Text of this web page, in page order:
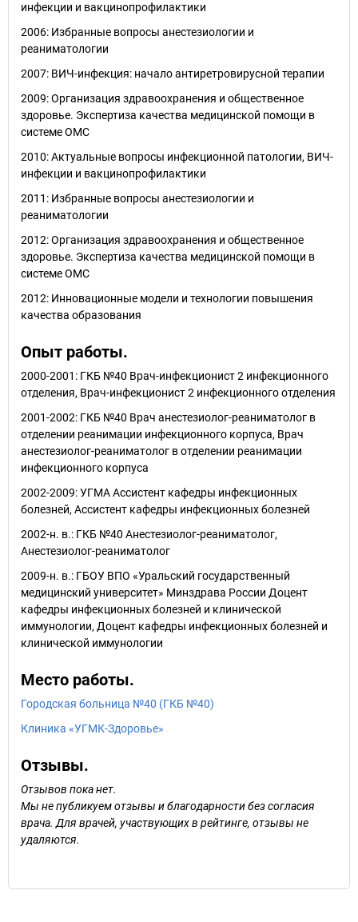
инфекции и вакцинопрофилактики
2006: Избранные вопросы анестезиологии и
реаниматологии
2007: ВИЧ-инфекция: начало антиретровирусной терапии
2009: Организация здравоохранения и общественное
здоровье. Экспертиза качества медицинской помощи в
системе ОМС
2010: Актуальные вопросы инфекционной патологии, ВИЧ-
инфекции и вакцинопрофилактики
2011: Избранные вопросы анестезиологии и
реаниматологии
2012: Организация здравоохранения и общественное
здоровье. Экспертиза качества медицинской помощи в
системе ОМС
2012: Инновационные модели и технологии повышения
качества образования
Опыт работы.
2000-2001: ГКБ №40 Врач-инфекционист 2 инфекционного
отделения, Врач-инфекционист 2 инфекционного отделения
2001-2002: ГКБ №40 Врач анестезиолог-реаниматолог в
отделении реанимации инфекционного корпуса, Врач
анестезиолог-реаниматолог в отделении реанимации
инфекционного корпуса
2002-2009: УГМА Ассистент кафедры инфекционных
болезней, Ассистент кафедры инфекционных болезней
2002-н. в.: ГКБ №40 Анестезиолог-реаниматолог,
Анестезиолог-реаниматолог
2009-н. в.: ГБОУ ВПО «Уральский государственный
медицинский университет» Минздрава России Доцент
кафедры инфекционных болезней и клинической
иммунологии, Доцент кафедры инфекционных болезней и
клинической иммунологии
Место работы.
Городская больница №40 (ГКБ №40)
Клиника «УГМК-Здоровье»
Отзывы.
Отзывов пока нет.
Мы не публикуем отзывы и благодарности без согласия
врача. Для врачей, участвующих в рейтинге, отзывы не
удаляются.